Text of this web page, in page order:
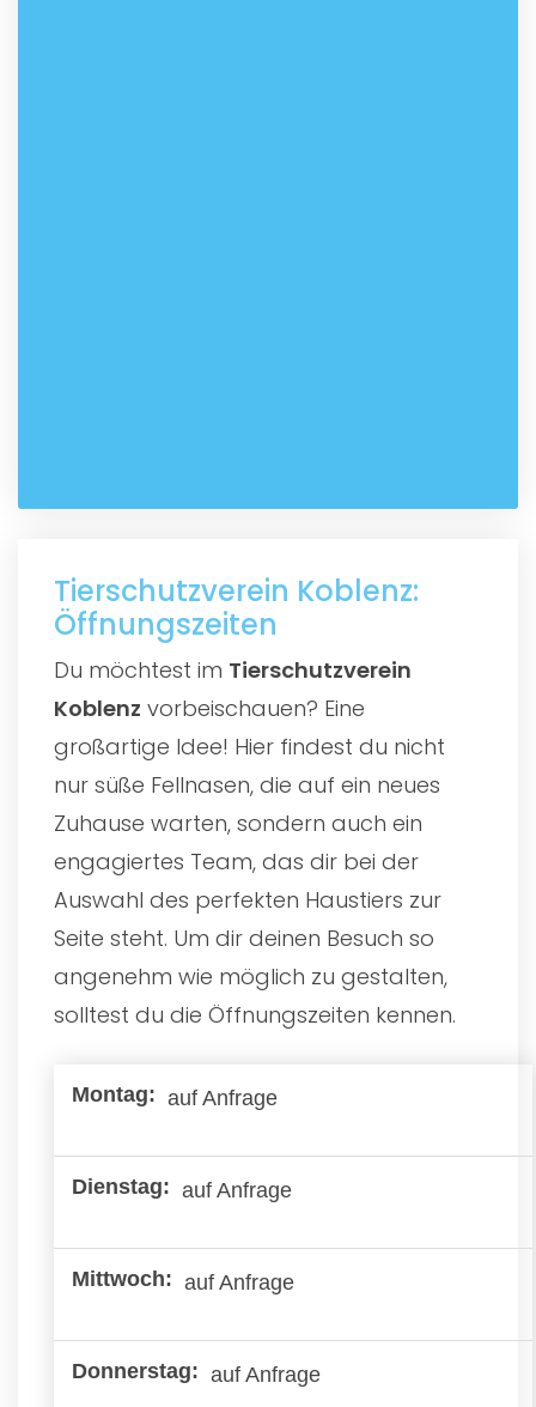
Tierschutzverein Koblenz:
Öffnungszeiten
Du möchtest im Tierschutzverein
Koblenz vorbeischauen? Eine
großartige Idee! Hier findest du nicht
nur süße Fellnasen, die auf ein neues
Zuhause warten, sondern auch ein
engagiertes Team, das dir bei der
Auswahl des perfekten Haustiers zur
Seite steht. Um dir deinen Besuch so
angenehm wie möglich zu gestalten,
solltest du die Öffnungszeiten kennen.
auf Anfrage
auf Anfrage
auf Anfrage
auf Anfrage